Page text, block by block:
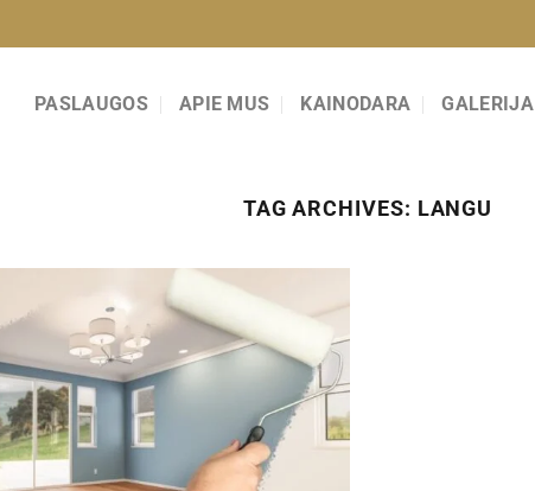
PASLAUGOS APIE MUS KAINODARA GALERIJA
TAG ARCHIVES: LANGU